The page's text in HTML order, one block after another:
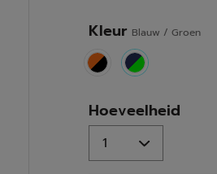
Kleur Blauw / Groen
selected
Hoeveelheid